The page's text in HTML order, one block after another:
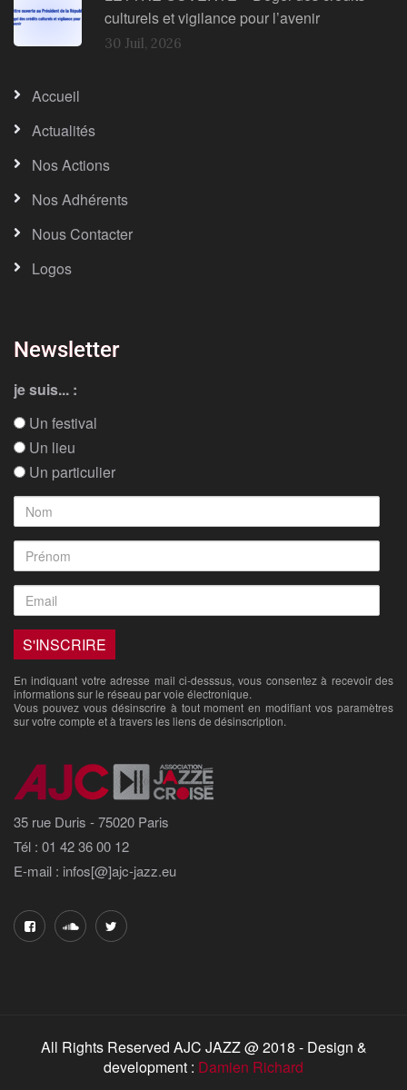
culturels et vigilance pour l’avenir
30 Juil, 2026
Accueil
Actualités
Nos Actions
Nos Adhérents
Nous Contacter
Logos
Newsletter
je suis... :
Un festival
Un lieu
Un particulier
En indiquant votre adresse mail ci-desssus, vous consentez à recevoir des
informations sur le réseau par voie électronique.
Vous pouvez vous désinscrire à tout moment en modifiant vos paramètres
sur votre compte et à travers les liens de désinscription.
35 rue Duris - 75020 Paris
Tél : 01 42 36 00 12
E-mail : infos[@]ajc-jazz.eu
All Rights Reserved AJC JAZZ @ 2018 - Design &
development : Damien Richard